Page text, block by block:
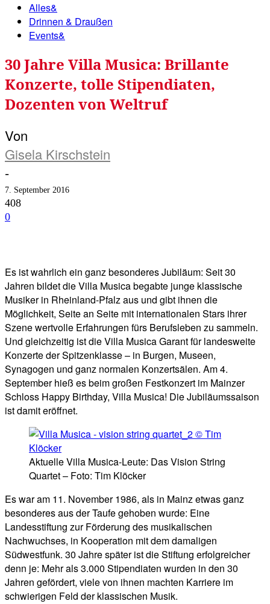
Alles&
Drinnen & Draußen
Events&
30 Jahre Villa Musica: Brillante
Konzerte, tolle Stipendiaten,
Dozenten von Weltruf
Von
Gisela Kirschstein
-
7. September 2016
408
0
Es ist wahrlich ein ganz besonderes Jubiläum: Seit 30
Jahren bildet die Villa Musica begabte junge klassische
Musiker in Rheinland-Pfalz aus und gibt ihnen die
Möglichkeit, Seite an Seite mit internationalen Stars ihrer
Szene wertvolle Erfahrungen fürs Berufsleben zu sammeln.
Und gleichzeitig ist die Villa Musica Garant für landesweite
Konzerte der Spitzenklasse – in Burgen, Museen,
Synagogen und ganz normalen Konzertsälen. Am 4.
September hieß es beim großen Festkonzert im Mainzer
Schloss Happy Birthday, Villa Musica! Die Jubiläumssaison
ist damit eröffnet.
Aktuelle Villa Musica-Leute: Das Vision String
Quartet – Foto: Tim Klöcker
Es war am 11. November 1986, als in Mainz etwas ganz
besonderes aus der Taufe gehoben wurde: Eine
Landesstiftung zur Förderung des musikalischen
Nachwuchses, in Kooperation mit dem damaligen
Südwestfunk. 30 Jahre später ist die Stiftung erfolgreicher
denn je: Mehr als 3.000 Stipendiaten wurden in den 30
Jahren gefördert, viele von ihnen machten Karriere im
schwierigen Feld der klassischen Musik.